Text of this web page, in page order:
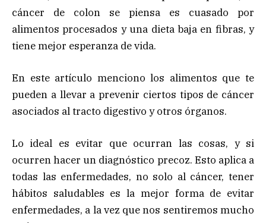
cáncer de colon se piensa es cuasado por
alimentos procesados y una dieta baja en fibras, y
tiene mejor esperanza de vida.
En este artículo menciono los alimentos que te
pueden a llevar a prevenir ciertos tipos de cáncer
asociados al tracto digestivo y otros órganos.
Lo ideal es evitar que ocurran las cosas, y si
ocurren hacer un diagnóstico precoz. Esto aplica a
todas las enfermedades, no solo al cáncer, tener
hábitos saludables es la mejor forma de evitar
enfermedades, a la vez que nos sentiremos mucho